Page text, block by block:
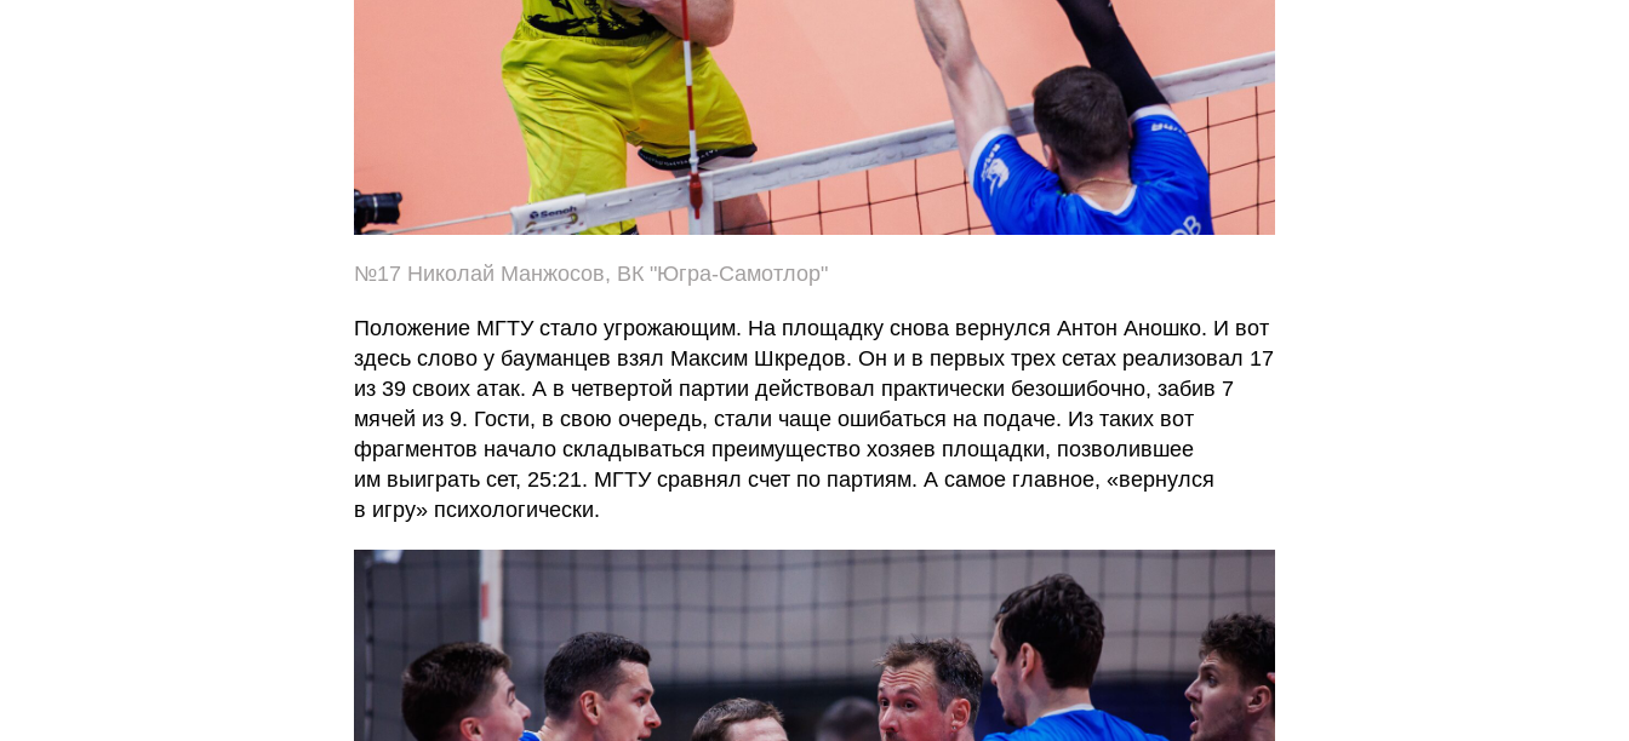
№17 Николай Манжосов, ВК "Югра-Самотлор"
Положение МГТУ стало угрожающим. На площадку снова вернулся Антон Аношко. И вот
здесь слово у бауманцев взял Максим Шкредов. Он и в первых трех сетах реализовал 17
из 39 своих атак. А в четвертой партии действовал практически безошибочно, забив 7
мячей из 9. Гости, в свою очередь, стали чаще ошибаться на подаче. Из таких вот
фрагментов начало складываться преимущество хозяев площадки, позволившее
им выиграть сет, 25:21. МГТУ сравнял счет по партиям. А самое главное, «вернулся
в игру» психологически.